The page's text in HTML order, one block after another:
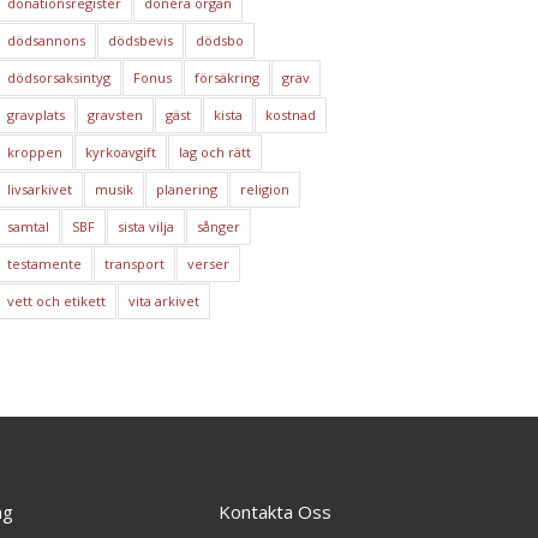
dödsannons dödsbevis dödsbo
dödsorsaksintyg Fonus försäkring grav
gravplats gravsten gäst kista kostnad
kroppen kyrkoavgift lag och rätt
livsarkivet musik planering religion
samtal SBF sista vilja sånger
testamente transport verser
vett och etikett vita arkivet
Kontakta Oss